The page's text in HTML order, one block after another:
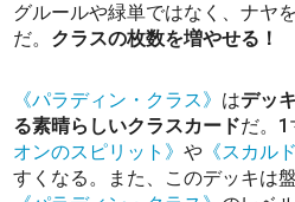
グルールや緑単ではなく、ナヤ
だ。 クラスの枚数を増やせる！
《パラディン・クラス》 はデッ
る素晴らしいクラスカードだ。1
オンのスピリット》や 《スカル
すくなる。また、このデッキは